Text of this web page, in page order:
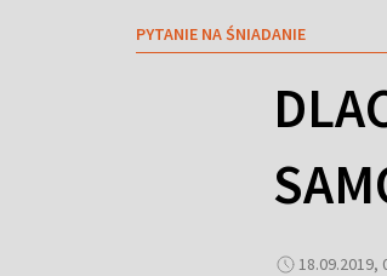
PYTANIE NA ŚNIADANIE
18.09.2019,